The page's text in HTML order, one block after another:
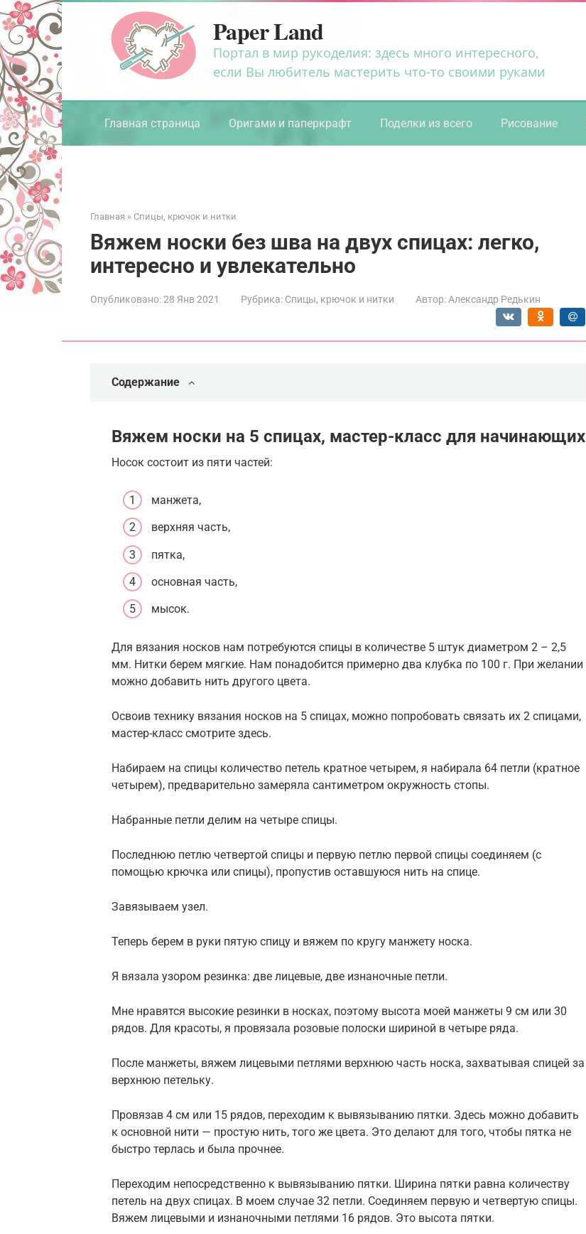
Перейти
к
контенту
Paper Land
Портал в мир рукоделия: здесь много интересного,
если Вы любитель мастерить что-то своими руками
Главная страница Оригами и паперкрафт Поделки из всего Рисование
Главная » Спицы, крючок и нитки
Вяжем носки без шва на двух спицах: легко,
интересно и увлекательно
Опубликовано:28 Янв 2021 Рубрика: Спицы, крючок и нитки Автор: Александр Редькин
Содержание
Вяжем носки на 5 спицах, мастер-класс для начинающих
Носок состоит из пяти частей:
манжета,
верхняя часть,
пятка,
основная часть,
мысок.
Для вязания носков нам потребуются спицы в количестве 5 штук диаметром 2 – 2,5
мм. Нитки берем мягкие. Нам понадобится примерно два клубка по 100 г. При желании
можно добавить нить другого цвета.
Освоив технику вязания носков на 5 спицах, можно попробовать связать их 2 спицами,
мастер-класс смотрите здесь.
Набираем на спицы количество петель кратное четырем, я набирала 64 петли (кратное
четырем), предварительно замеряла сантиметром окружность стопы.
Набранные петли делим на четыре спицы.
Последнюю петлю четвертой спицы и первую петлю первой спицы соединяем (с
помощью крючка или спицы), пропустив оставшуюся нить на спице.
Завязываем узел.
Теперь берем в руки пятую спицу и вяжем по кругу манжету носка.
Я вязала узором резинка: две лицевые, две изнаночные петли.
Мне нравятся высокие резинки в носках, поэтому высота моей манжеты 9 см или 30
рядов. Для красоты, я провязала розовые полоски шириной в четыре ряда.
После манжеты, вяжем лицевыми петлями верхнюю часть носка, захватывая спицей за
верхнюю петельку.
Провязав 4 см или 15 рядов, переходим к вывязыванию пятки. Здесь можно добавить
к основной нити — простую нить, того же цвета. Это делают для того, чтобы пятка не
быстро терлась и была прочнее.
Переходим непосредственно к вывязыванию пятки. Ширина пятки равна количеству
петель на двух спицах. В моем случае 32 петли. Соединяем первую и четвертую спицы.
Вяжем лицевыми и изнаночными петлями 16 рядов. Это высота пятки.